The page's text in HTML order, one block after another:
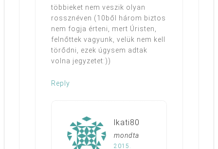
többieket nem veszik olyan
rossznéven (10ből három biztos
nem fogja érteni, mert Úristen,
felnőttek vagyunk, velük nem kell
törődni, ezek úgysem adtak
volna jegyzetet:))
Reply
lkati80
mondta
2015.